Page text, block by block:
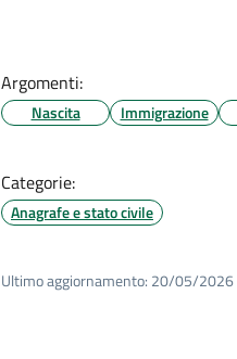
Argomenti:
Nascita Immigrazione
Categorie:
Anagrafe e stato civile
Ultimo aggiornamento: 20/05/2026